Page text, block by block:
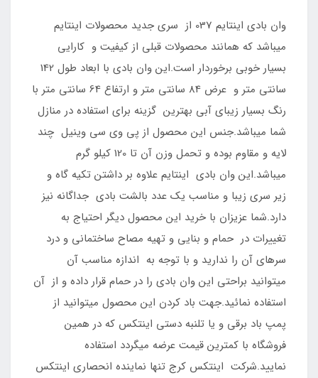
وان بادی اینتایم 037 از سری جدید محصولات اینتایم
میباشد که همانند محصولات قبلی از کیفیت و کارایی
بسیار خوبی برخوردار است.این وان بادی با ابعاد طول 142
سانتی متر و عرض 84 سانتی متر و ارتفاع 64 سانتی متر با
رنگ بسیار زیبای آبی بهترین گزینه برای استفاده در منازل
شما میباشد.جنس این محصول از پی وی سی وینیل چند
لایه و مقاوم بوده و تحمل وزن آن تا 120 کیلو گرم
میباشد.این وان بادی اینتایم علاوه بر داشتن تکیه گاه و
زیر سری زیبا و مناسب یک عدد بالشت بادی جداگانه نیز
دارد.شما عزیزان با خرید این محصول دیگر احتیاج به
تغییرات در حمام و بنایی و تهیه مصاح ساختمانی و درد
سرهای آن را ندارید و با توجه به اندازه مناسب آن
میتوانید براحتی این وان بادی را در حمام قرار داده و از آن
استفاده نمائید.جهت باد کردن این محصول میتوانید از
پمپ باد برقی و یا تلنبه دستی اینتکس که در همین
فروشگاه با کمترین قیمت عرضه میگردد استفاده
نمایید.شرکت اینتکس کرج تنها نماینده انحصاری اینتکس